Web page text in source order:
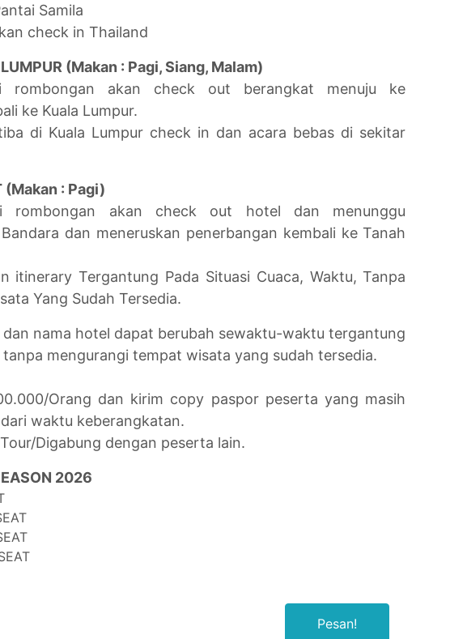
Samila
check in Thailand
(Makan : Pagi, Siang, Malam)
rombongan akan check out berangkat menuju ke
ke Kuala Lumpur.
di Kuala Lumpur check in dan acara bebas di sekitar
(Makan : Pagi)
rombongan akan check out hotel dan menunggu
dan meneruskan penerbangan kembali ke Tanah
itinerary Tergantung Pada Situasi Cuaca, Waktu, Tanpa
Yang Sudah Tersedia.
dan nama hotel dapat berubah sewaktu-waktu tergantung
mengurangi tempat wisata yang sudah tersedia.
Orang dan kirim copy paspor peserta yang masih
waktu keberangkatan.
Digabung dengan peserta lain.
2026
Pesan!